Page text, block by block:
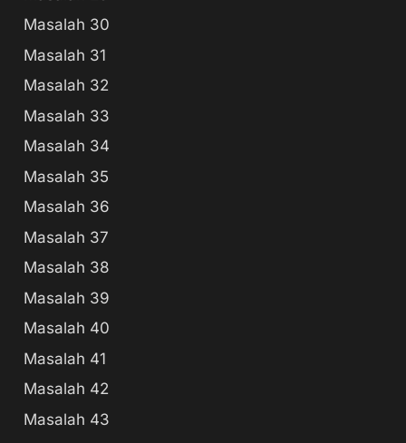
Masalah 30
Masalah 31
Masalah 32
Masalah 33
Masalah 34
Masalah 35
Masalah 36
Masalah 37
Masalah 38
Masalah 39
Masalah 40
Masalah 41
Masalah 42
Masalah 43